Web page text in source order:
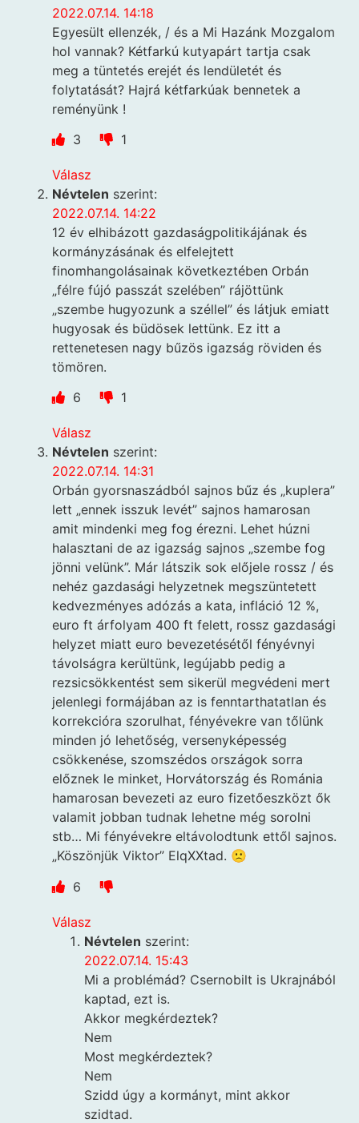
2022.07.14. 14:18
Egyesült ellenzék, / és a Mi Hazánk Mozgalom
hol vannak? Kétfarkú kutyapárt tartja csak
meg a tüntetés erejét és lendületét és
folytatását? Hajrá kétfarkúak bennetek a
reményünk !
3
1
Válasz
Névtelen szerint:
2022.07.14. 14:22
12 év elhibázott gazdaságpolitikájának és
kormányzásának és elfelejtett
finomhangolásainak következtében Orbán
„félre fújó passzát szelében” rájöttünk
„szembe hugyozunk a széllel” és látjuk emiatt
hugyosak és büdösek lettünk. Ez itt a
rettenetesen nagy bűzös igazság röviden és
tömören.
6
1
Válasz
Névtelen szerint:
2022.07.14. 14:31
Orbán gyorsnaszádból sajnos bűz és „kuplera”
lett „ennek isszuk levét” sajnos hamarosan
amit mindenki meg fog érezni. Lehet húzni
halasztani de az igazság sajnos „szembe fog
jönni velünk”. Már látszik sok előjele rossz / és
nehéz gazdasági helyzetnek megszüntetett
kedvezményes adózás a kata, infláció 12 %,
euro ft árfolyam 400 ft felett, rossz gazdasági
helyzet miatt euro bevezetésétől fényévnyi
távolságra kerültünk, legújabb pedig a
rezsicsökkentést sem sikerül megvédeni mert
jelenlegi formájában az is fenntarthatatlan és
korrekcióra szorulhat, fényévekre van tőlünk
minden jó lehetőség, versenyképesség
csökkenése, szomszédos országok sorra
előznek le minket, Horvátország és Románia
hamarosan bevezeti az euro fizetőeszközt ők
valamit jobban tudnak lehetne még sorolni
stb… Mi fényévekre eltávolodtunk ettől sajnos.
„Köszönjük Viktor” ElqXXtad. 🙁
6
Válasz
Névtelen szerint:
2022.07.14. 15:43
Mi a problémád? Csernobilt is Ukrajnából
kaptad, ezt is.
Akkor megkérdeztek?
Nem
Most megkérdeztek?
Nem
Szidd úgy a kormányt, mint akkor
szidtad.